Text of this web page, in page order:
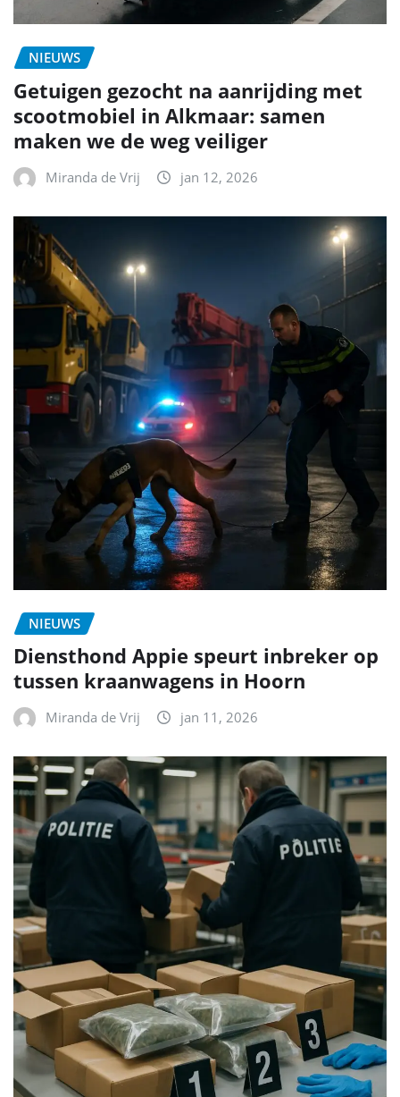
NIEUWS
Getuigen gezocht na aanrijding met
scootmobiel in Alkmaar: samen
maken we de weg veiliger
Miranda de Vrij jan 12, 2026
NIEUWS
Diensthond Appie speurt inbreker op
tussen kraanwagens in Hoorn
Miranda de Vrij jan 11, 2026